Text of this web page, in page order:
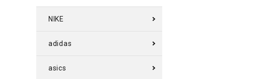
NIKE
adidas
asics